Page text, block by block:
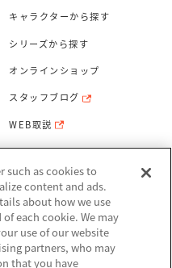
キャラクターから探す
シリーズから探す
オンラインショップ
スタッフブログ
WEB取説
個人情報保護方針
My Personal
such as cookies to
content and ads.
about how we use
each cookie. We may
use of our website
partners, who may
that you have